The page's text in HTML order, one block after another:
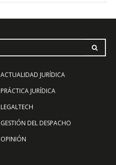
ACTUALIDAD JURÍDICA
PRÁCTICA JURÍDICA
LEGALTECH
GESTIÓN DEL DESPACHO
OPINIÓN